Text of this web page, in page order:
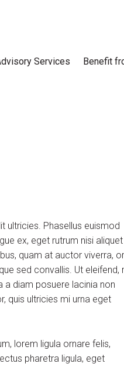
Services Benefit
ultricies. Phasellus euismod
ex, eget rutrum nisi aliquet
quam at auctor viverra,
sed convallis. Ut eleifend,
a diam posuere lacinia non
quis ultricies mi urna eget
lorem ligula ornare felis,
pharetra ligula, eget